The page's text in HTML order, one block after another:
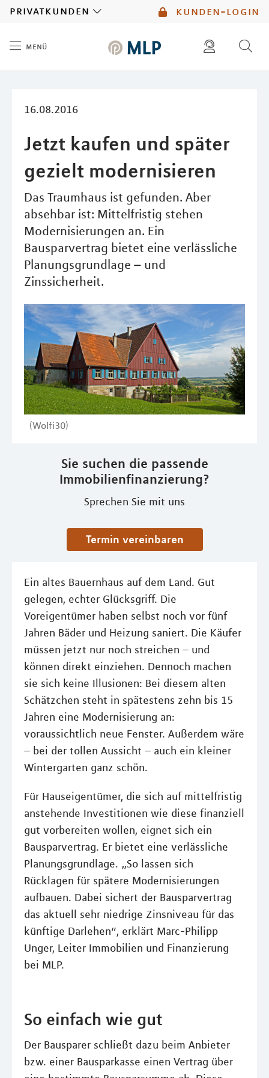
kunden-login
privatkunden
menü
16.08.2016
Jetzt kaufen und später
gezielt modernisieren
Das Traumhaus ist gefunden. Aber
absehbar ist: Mittelfristig stehen
Modernisierungen an. Ein
Bausparvertrag bietet eine verlässliche
Planungsgrundlage – und
Zinssicherheit.
(Wolfi30)
Sie suchen die passende
Immobilienfinanzierung?
Sprechen Sie mit uns
Termin vereinbaren
Ein altes Bauernhaus auf dem Land. Gut
gelegen, echter Glücksgriff. Die
Voreigentümer haben selbst noch vor fünf
Jahren Bäder und Heizung saniert. Die Käufer
müssen jetzt nur noch streichen – und
können direkt einziehen. Dennoch machen
sie sich keine Illusionen: Bei diesem alten
Schätzchen steht in spätestens zehn bis 15
Jahren eine Modernisierung an:
voraussichtlich neue Fenster. Außerdem wäre
– bei der tollen Aussicht – auch ein kleiner
Wintergarten ganz schön.
Für Hauseigentümer, die sich auf mittelfristig
anstehende Investitionen wie diese finanziell
gut vorbereiten wollen, eignet sich ein
Bausparvertrag. Er bietet eine verlässliche
Planungsgrundlage. „So lassen sich
Rücklagen für spätere Modernisierungen
aufbauen. Dabei sichert der Bausparvertrag
das aktuell sehr niedrige Zinsniveau für das
künftige Darlehen“, erklärt Marc-Philipp
Unger, Leiter Immobilien und Finanzierung
bei MLP.
So einfach wie gut
Der Bausparer schließt dazu beim Anbieter
bzw. einer Bausparkasse einen Vertrag über